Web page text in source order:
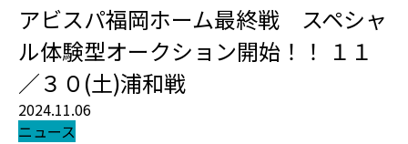
アビスパ福岡ホーム最終戦 スペシャ
ル体験型オークション開始！！ １１
／３０(土)浦和戦
2024.11.06
ニュース